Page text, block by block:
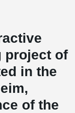
project of
in the
of the